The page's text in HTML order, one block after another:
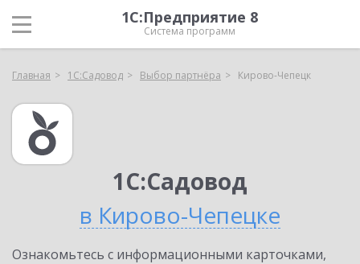
1С:Предприятие 8
Система программ
Главная 1С:Садовод Выбор партнёра Кирово-Чепецк
1С:Садовод
в Кирово-Чепецке
Ознакомьтесь с информационными карточками,